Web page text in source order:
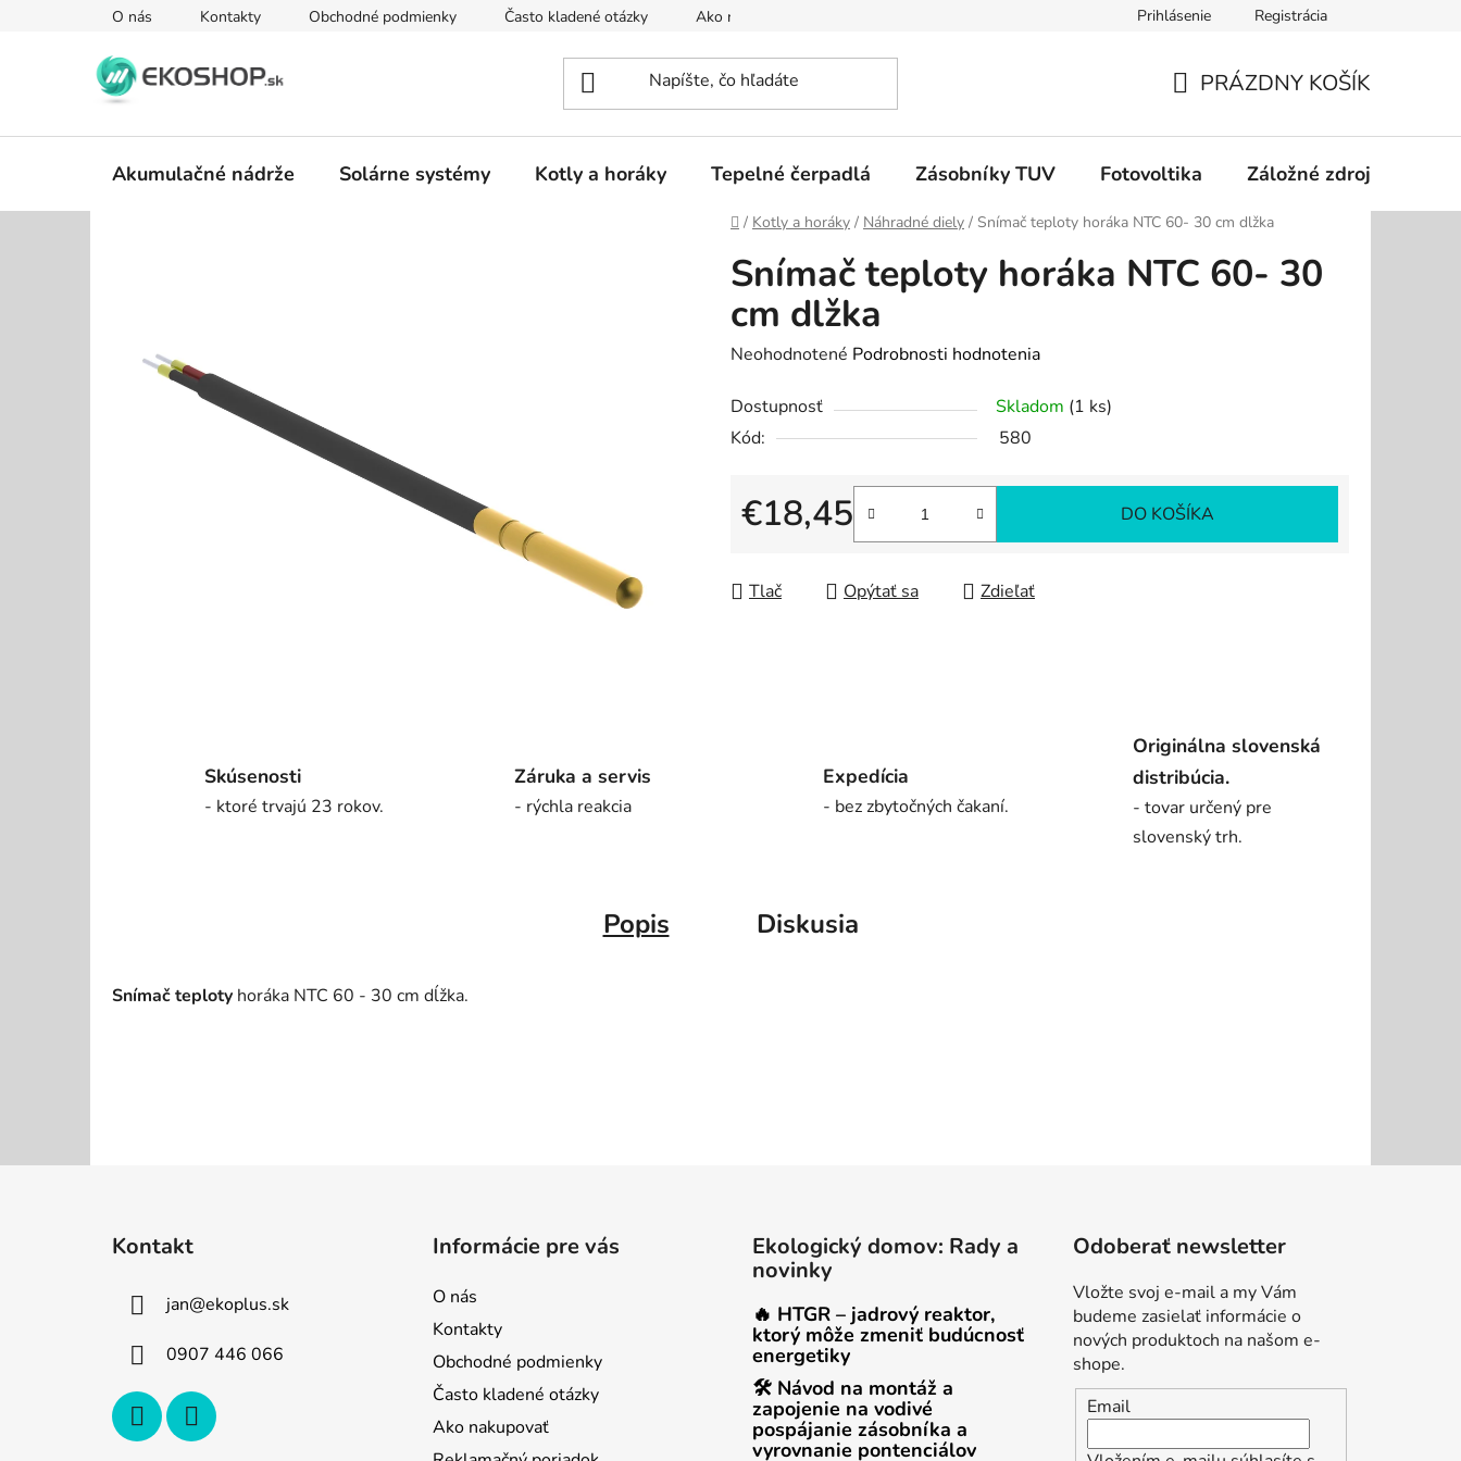
O nás Kontakty Obchodné podmienky Často kladené otázky Ako nakupovať Podmienky ochrany osobných údajov
Prihlásenie Registrácia
KOŠÍK
PRÁZDNY KOŠÍK
Akumulačné nádrže Solárne systémy Kotly a horáky Tepelné čerpadlá Zásobníky TUV Fotovoltika Záložné zdroje
Domov
/ Kotly a horáky / Náhradné diely / Snímač teploty horáka NTC 60- 30 cm dlžka
Snímač teploty horáka NTC 60- 30
cm dlžka
Priemerné
produktu
je
Neohodnotené Podrobnosti hodnotenia
Dostupnosť Skladom (1 ks)
Kód:
580
€18,45
Jednotková cena:
DO KOŠÍKA
Tlač Opýtať sa Zdieľať
Skúsenosti
- ktoré trvajú 23 rokov.
Záruka a servis
- rýchla reakcia
Expedícia
- bez zbytočných čakaní.
Originálna slovenská
distribúcia.
- tovar určený pre
slovenský trh.
Popis Diskusia
Snímač teploty horáka NTC 60 - 30 cm dĺžka.
Kontakt
jan@ekoplus.sk
0907 446 066
Informácie pre vás
O nás
Kontakty
Obchodné podmienky
Často kladené otázky
Ako nakupovať
Ekologický domov: Rady a
novinky
🔥 HTGR – jadrový reaktor,
ktorý môže zmeniť budúcnosť
energetiky
🛠 Návod na montáž a
zapojenie na vodivé
pospájanie zásobníka a
vyrovnanie pontenciálov
Odoberať newsletter
Vložte svoj e-mail a my Vám
budeme zasielať informácie o
nových produktoch na našom e-
shope.
Email